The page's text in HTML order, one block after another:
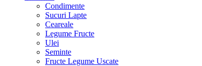
Condimente
Sucuri Lapte
Ceareale
Legume Fructe
Ulei
Seminte
Fructe Legume Uscate